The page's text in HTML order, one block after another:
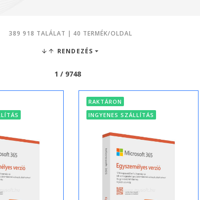
389 918 TALÁLAT | 40 TERMÉK/OLDAL
RENDEZÉS
1 / 9748
RAKTÁRON
INGYENES SZÁLLÍTÁS